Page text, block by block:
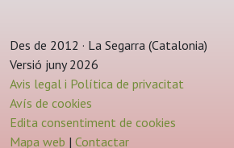
Des de 2012 · La Segarra (Catalonia)
Versió juny 2026
Avis legal i Política de privacitat
Avís de cookies
Edita consentiment de cookies
Mapa web | Contactar